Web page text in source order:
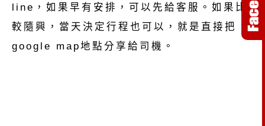
line，如果早有安排，可以先給客服。如果比
較隨興，當天決定行程也可以，就是直接把
google map地點分享給司機。